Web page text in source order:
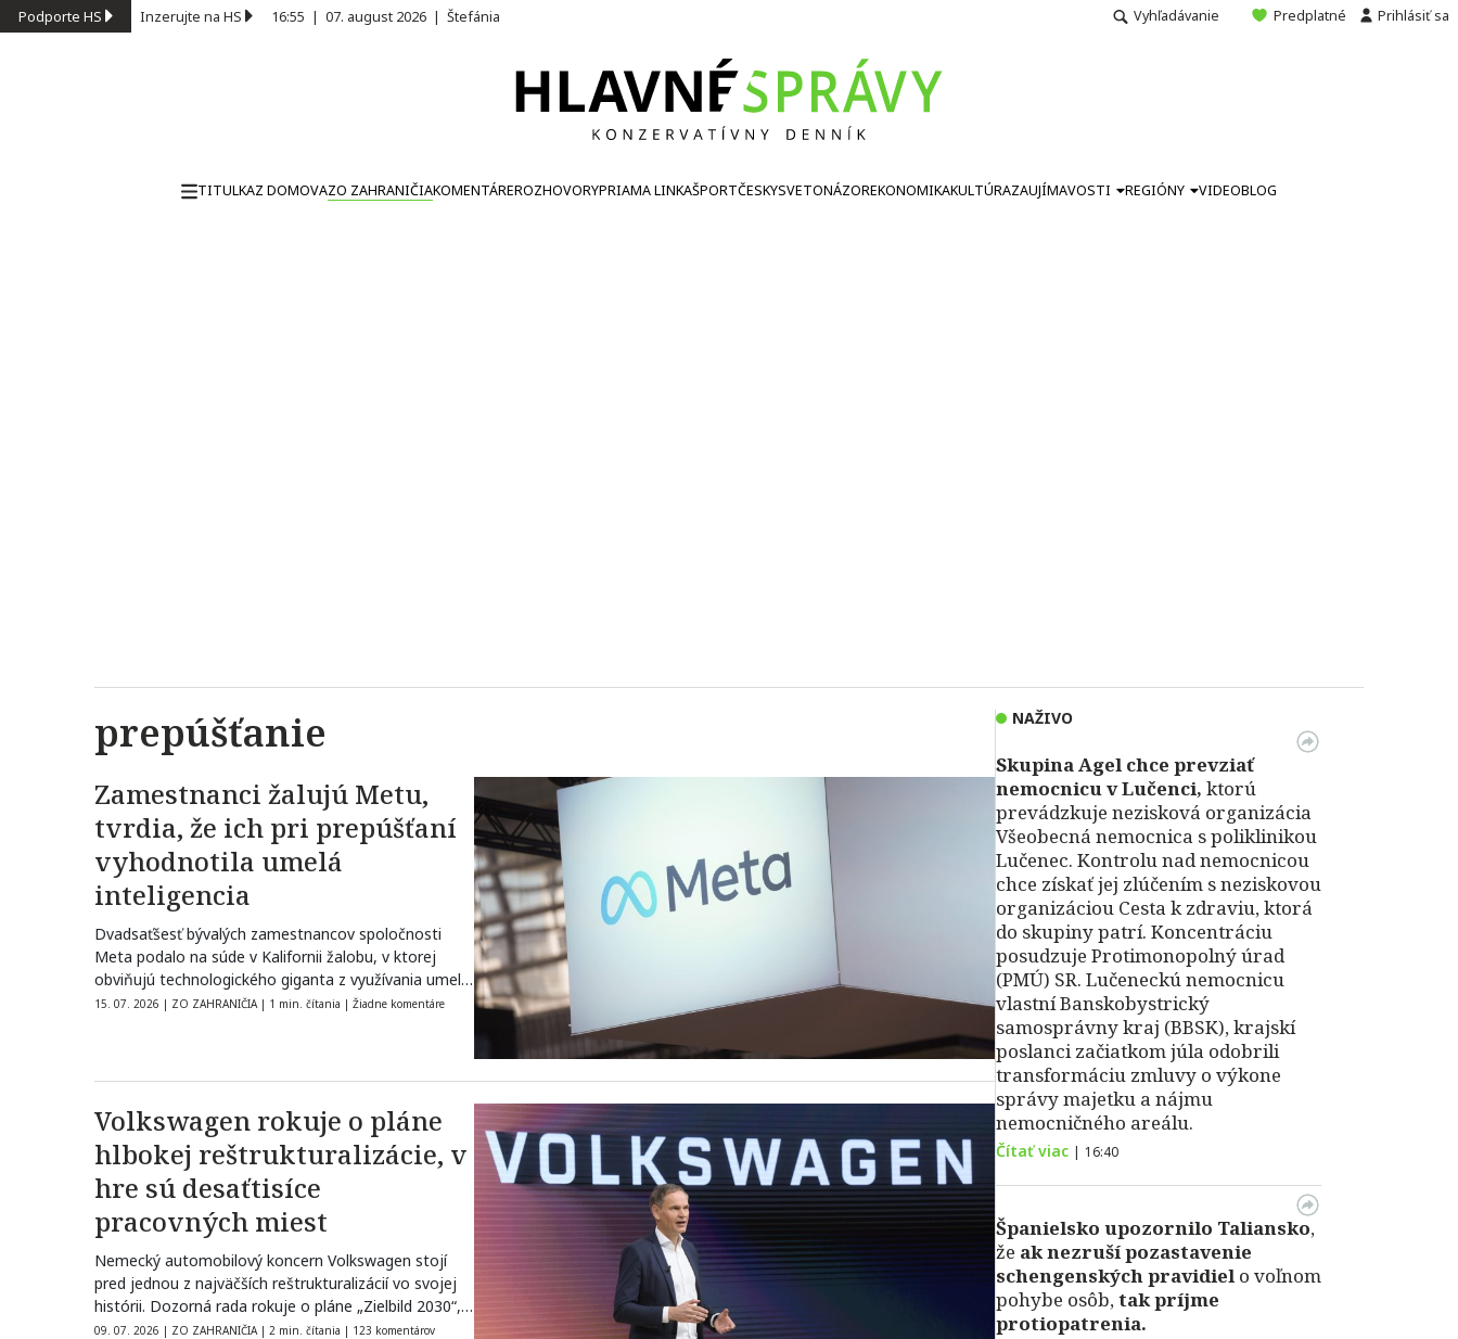
Podporte HS Inzerujte na HS 16:55 | 07. august 2026 | Štefánia Vyhľadávanie Predplatné Prihlásiť sa
TITULKAZ DOMOVAZO ZAHRANIČIAKOMENTÁREROZHOVORYPRIAMA LINKAŠPORTČESKYSVETONÁZOREKONOMIKAKULTÚRAZAUJÍMAVOSTI REGIÓNY VIDEOBLOG
prepúšťanie
Zamestnanci žalujú Metu,
tvrdia, že ich pri prepúšťaní
vyhodnotila umelá
inteligencia
Dvadsaťšesť bývalých zamestnancov spoločnosti
Meta podalo na súde v Kalifornii žalobu, v ktorej
obviňujú technologického giganta z využívania umelej
inteligencie…
15. 07. 2026 | ZO ZAHRANIČIA | 1 min. čítania | Žiadne komentáre
Volkswagen rokuje o pláne
hlbokej reštrukturalizácie, v
hre sú desaťtisíce
pracovných miest
Nemecký automobilový koncern Volkswagen stojí
pred jednou z najväčších reštrukturalizácií vo svojej
histórii. Dozorná rada rokuje o pláne „Zielbild 2030“,…
09. 07. 2026 | ZO ZAHRANIČIA | 2 min. čítania | 123 komentárov
NAŽIVO
Skupina Agel chce prevziať
nemocnicu v Lučenci, ktorú
prevádzkuje nezisková organizácia
Všeobecná nemocnica s poliklinikou
Lučenec. Kontrolu nad nemocnicou
chce získať jej zlúčením s neziskovou
organizáciou Cesta k zdraviu, ktorá
do skupiny patrí. Koncentráciu
posudzuje Protimonopolný úrad
(PMÚ) SR. Lučeneckú nemocnicu
vlastní Banskobystrický
samosprávny kraj (BBSK), krajskí
poslanci začiatkom júla odobrili
transformáciu zmluvy o výkone
správy majetku a nájmu
nemocničného areálu.
Čítať viac | 16:40
Španielsko upozornilo Taliansko,
že ak nezruší pozastavenie
schengenských pravidiel o voľnom
pohybe osôb,tak príjme
protiopatrenia.